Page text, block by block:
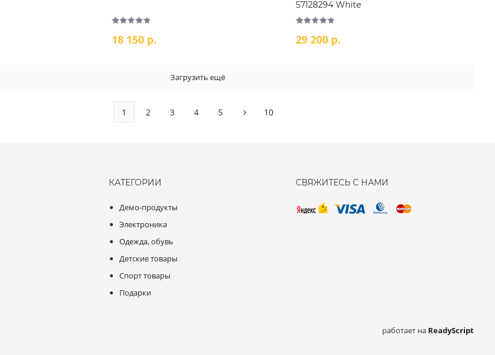
18 150 р.
57128294 White
29 200 р.
Загрузить ещё
1 2 3 4 5 10
КАТЕГОРИИ
Демо-продукты
Электроника
Одежда, обувь
Детские товары
Спорт товары
Подарки
СВЯЖИТЕСЬ С НАМИ
работает на ReadyScript